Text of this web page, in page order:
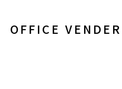
OFFICE